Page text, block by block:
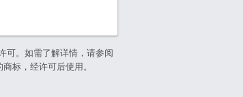
可。如需了解详情，请参阅
标，经许可后使用。